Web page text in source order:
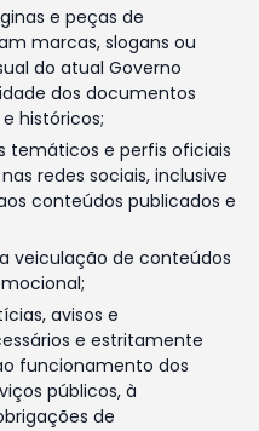
e peças de
marcas, slogans ou
do atual Governo
dos documentos
históricos;
temáticos e perfis oficiais
redes sociais, inclusive
conteúdos publicados e
veiculação de conteúdos
avisos e
e estritamente
funcionamento dos
públicos, à
de